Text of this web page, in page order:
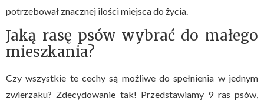
potrzebował znacznej ilości miejsca do życia.
Jaką rasę psów wybrać do małego
mieszkania?
Czy wszystkie te cechy są możliwe do spełnienia w jednym
zwierzaku? Zdecydowanie tak! Przedstawiamy 9 ras psów,